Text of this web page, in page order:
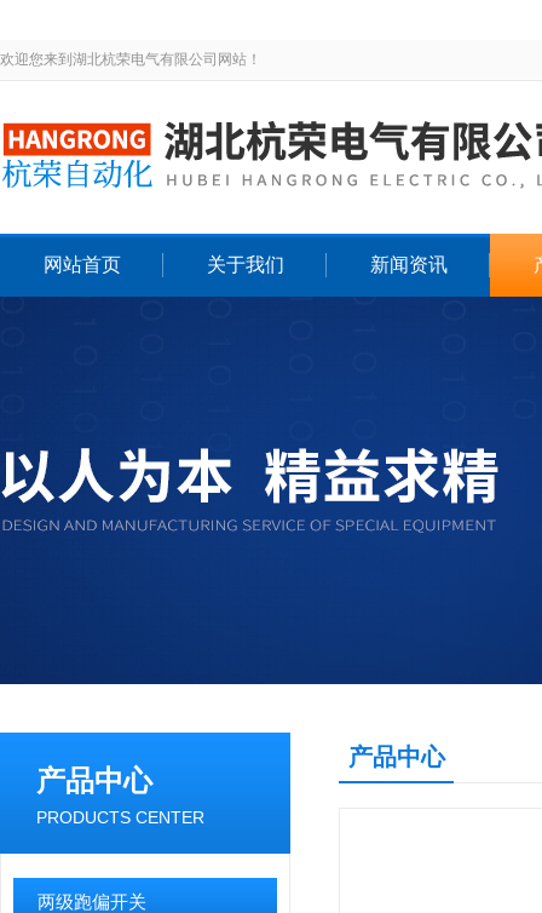
欢迎您来到湖北杭荣电气有限公司网站！
网站首页 关于我们 新闻资讯
产品中心
PRODUCTS CENTER
两级跑偏开关
产品中心